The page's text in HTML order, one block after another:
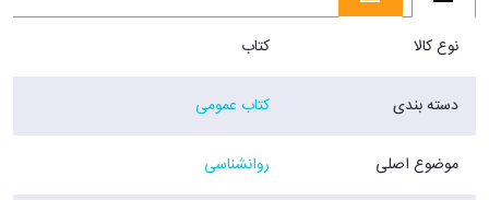
نوع کالا کتاب
دسته بندی کتاب عمومی
موضوع اصلی روانشناسی